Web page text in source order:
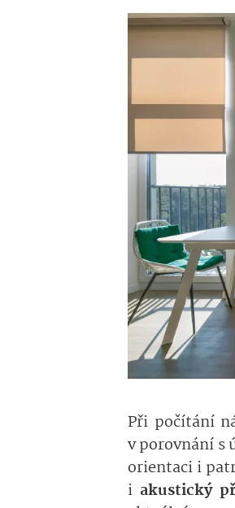
Při počítání
v porovnání s
orientaci i
i akustický